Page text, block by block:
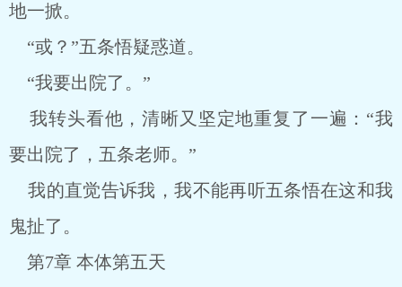
地一掀。
“或？”五条悟疑惑道。
“我要出院了。”
我转头看他，清晰又坚定地重复了一遍：“我
要出院了，五条老师。”
我的直觉告诉我，我不能再听五条悟在这和我
鬼扯了。
第7章 本体第五天